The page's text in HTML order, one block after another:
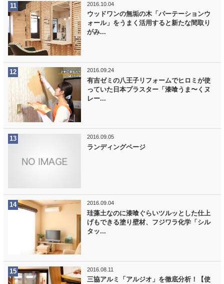
2016.10.04
ウッドワンの無垢の木「パーテーションウ
ォール」をうまく活用すると新たな間取り
がみ...
2016.09.24
有吉ゼミの八王子リフォームでヒロミが使
っていた日本プラスター「漆喰うま〜くヌ
レー...
2016.09.05
ランディングページ
2016.09.04
珪藻土なのに漆喰ぐらいツルッとした仕上
げもできる塗り壁材、フジワラ化学「シル
タッ...
2016.08.11
三協アルミ「アルジオ」を徹底分析！【使